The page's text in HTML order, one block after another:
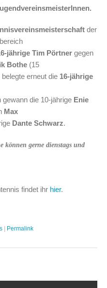
der
jährige Tim Pörtner gegen
Bothe (15
belegte erneut die 16-jährige
die 10-jährige Enie
Max
Dante Schwarz.
können gerne dienstags und
findet ihr hier.
| Permalink